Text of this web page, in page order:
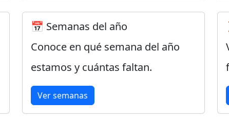
📅 Semanas del año
Conoce en qué semana del año
estamos y cuántas faltan.
Ver semanas